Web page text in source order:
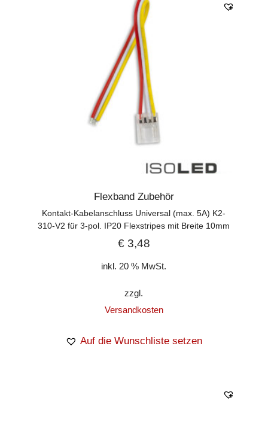
Flexband Zubehör
Kontakt-Kabelanschluss Universal (max. 5A) K2-
310-V2 für 3-pol. IP20 Flexstripes mit Breite 10mm
€3,48
inkl. 20 % MwSt.
zzgl.
Versandkosten
Auf die Wunschliste setzen